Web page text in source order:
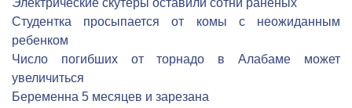
Электрические скутеры оставили сотни раненых
Студентка просыпается от комы с неожиданным
ребенком
Число погибших от торнадо в Алабаме может
увеличиться
Беременна 5 месяцев и зарезана